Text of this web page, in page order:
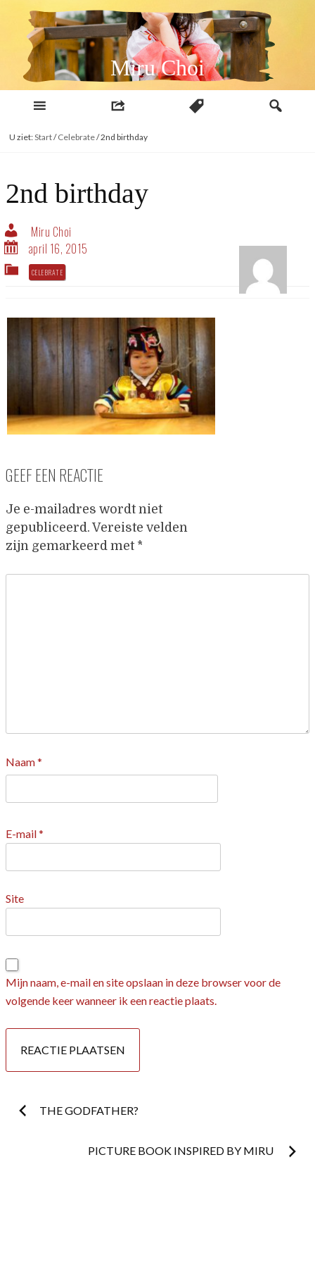
inhoud
Miru Choi
U ziet:Start/Celebrate/2nd birthday
2nd birthday
Miru Choi
april 16, 2015
CELEBRATE
GEEF EEN REACTIE
Je e-mailadres wordt niet
gepubliceerd. Vereiste velden
zijn gemarkeerd met *
Naam*
E-mail*
Site
Mijn naam, e-mail en site opslaan in deze browser voor de
volgende keer wanneer ik een reactie plaats.
Postnavigatie
THE GODFATHER?
PICTURE BOOK INSPIRED BY MIRU